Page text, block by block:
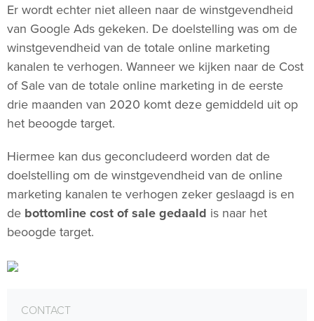
Er wordt echter niet alleen naar de winstgevendheid
van Google Ads gekeken. De doelstelling was om de
winstgevendheid van de totale online marketing
kanalen te verhogen. Wanneer we kijken naar de Cost
of Sale van de totale online marketing in de eerste
drie maanden van 2020 komt deze gemiddeld uit op
het beoogde target.
Hiermee kan dus geconcludeerd worden dat de
doelstelling om de winstgevendheid van de online
marketing kanalen te verhogen zeker geslaagd is en
de bottomline cost of sale gedaald is naar het
beoogde target.
CONTACT